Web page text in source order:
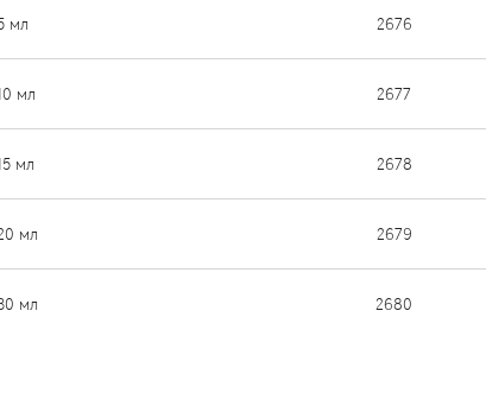
мл 2676
мл 2677
мл 2678
мл 2679
мл 2680